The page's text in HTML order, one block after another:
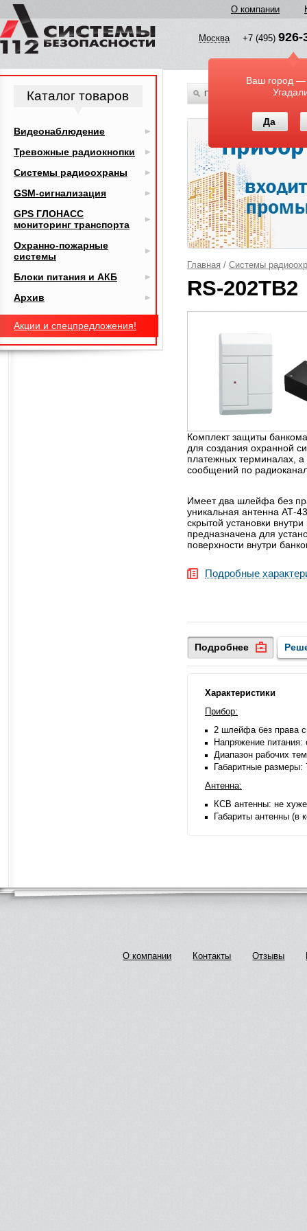
О компании
Москва +7 (495) 926-
Ваш город —
Да
По всему каталогу
Главная / Системы
RS-202TB2
Комплект защиты
для создания охранной
платежных терминалах,
сообщений по
Имеет два шлейфа без
уникальная антенна АТ-
скрытой установки
предназначена для
поверхности внутри
Подробные
Подробнее
Характеристики
Прибор:
2 шлейфа без права
Напряжение
Диапазон рабочих
Габаритные
Антенна:
КСВ антенны: не
Габариты антенны (в
Каталог товаров
Видеонаблюдение
Тревожные радиокнопки
Системы радиоохраны
GSM-сигнализация
GPS ГЛОНАСС
мониторинг транспорта
Охранно-пожарные
системы
Блоки питания и АКБ
Архив
Акции и спецпредложения!
О компании Контакты Отзывы